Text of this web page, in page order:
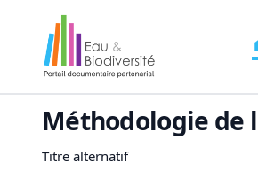
Méthodologie de
Titre alternatif